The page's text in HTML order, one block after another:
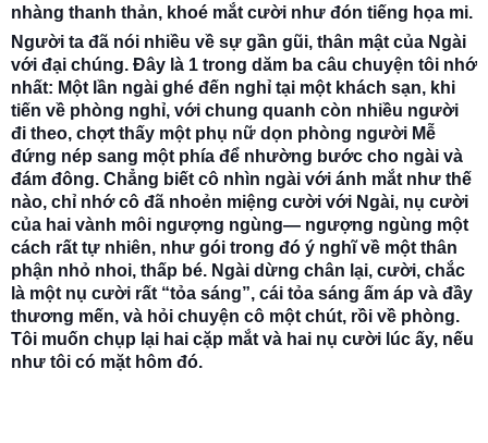
nhàng thanh thản, khoé mắt cười như đón tiếng họa mi.
Người ta đã nói nhiều về sự gần gũi, thân mật của Ngài
với đại chúng. Ðây là 1 trong dăm ba câu chuyện tôi nhớ
nhất: Một lần ngài ghé đến nghỉ tại một khách sạn, khi
tiến về phòng nghỉ, với chung quanh còn nhiều người
đi theo, chợt thấy một phụ nữ dọn phòng người Mễ
đứng nép sang một phía để nhường bước cho ngài và
đám đông. Chẳng biết cô nhìn ngài với ánh mắt như thế
nào, chỉ nhớ cô đã nhoẻn miệng cười với Ngài, nụ cười
của hai vành môi ngượng ngùng— ngượng ngùng một
cách rất tự nhiên, như gói trong đó ý nghĩ về một thân
phận nhỏ nhoi, thấp bé. Ngài dừng chân lại, cười, chắc
là một nụ cười rất “tỏa sáng”, cái tỏa sáng ấm áp và đầy
thương mến, và hỏi chuyện cô một chút, rồi về phòng.
Tôi muốn chụp lại hai cặp mắt và hai nụ cười lúc ấy, nếu
như tôi có mặt hôm đó.